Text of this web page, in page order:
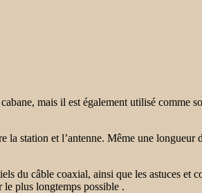
mais il est également utilisé comme
station et l’antenne. Même une longueur
du câble coaxial, ainsi que les astuces et
plus longtemps possible .